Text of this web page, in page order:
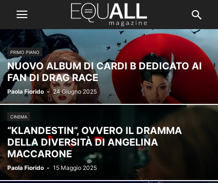
PRIMO PIANO
NUOVO ALBUM DI CARDI B DEDICATO AI
FAN DI DRAG RACE
Paola Fiorido - 24 Giugno 2025
CINEMA
“KLANDESTIN”, OVVERO IL DRAMMA
DELLA DIVERSITÀ DI ANGELINA
MACCARONE
Paola Fiorido - 15 Maggio 2025